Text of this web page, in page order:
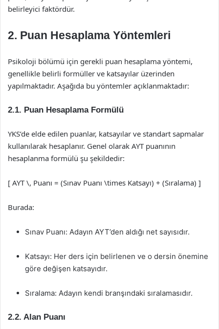
belirleyici faktördür.
2. Puan Hesaplama Yöntemleri
Psikoloji bölümü için gerekli puan hesaplama yöntemi,
genellikle belirli formüller ve katsayılar üzerinden
yapılmaktadır. Aşağıda bu yöntemler açıklanmaktadır:
2.1. Puan Hesaplama Formülü
YKS’de elde edilen puanlar, katsayılar ve standart sapmalar
kullanılarak hesaplanır. Genel olarak AYT puanının
hesaplanma formülü şu şekildedir:
[ AYT \, Puanı = (Sınav Puanı \times Katsayı) + (Sıralama) ]
Burada:
Sınav Puanı: Adayın AYT’den aldığı net sayısıdır.
Katsayı: Her ders için belirlenen ve o dersin önemine
göre değişen katsayıdır.
Sıralama: Adayın kendi branşındaki sıralamasıdır.
2.2. Alan Puanı